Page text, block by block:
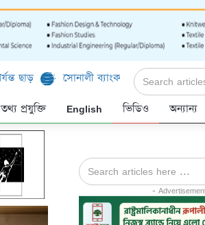
সোনালী ব্যাংক লিমিটেড-এর ‘কৃষক কার্ড’
তথ্য প্রযুক্তি English ভিডিও অন্যান্য
-